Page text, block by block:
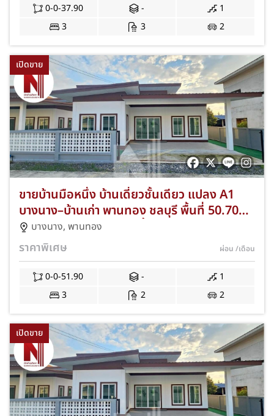
0-0-37.90 -
1
3
3 2
เปิดขาย
ขายบ้านมือหนึ่ง บ้านเดี่ยวชั้นเดียว แปลง A1
บางนาง–บ้านเก่า พานทอง ชลบุรี พื้นที่ 50.70
ตร.ว. 3 ห้องนอน 2 ห้องน้ำ ฟรีค่าโอน+แอร์
พร้อมเข้าอยู่ JS-276
บางนาง, พานทอง
ราคาพิเศษ ผ่อน /เดือน
0-0-51.90 -
1
3
2 2
เปิดขาย